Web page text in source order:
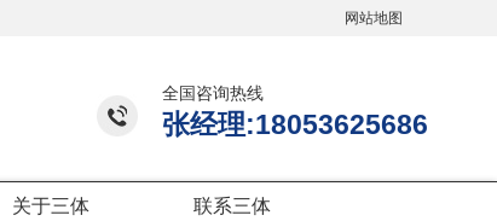
网站地图
全国咨询热线
张经理:18053625686
关于三体 联系三体